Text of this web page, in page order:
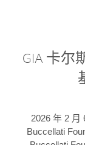
GIA 卡尔
2026 年 2 月
Buccellati